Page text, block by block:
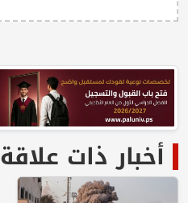
أخبار ذات علاقة